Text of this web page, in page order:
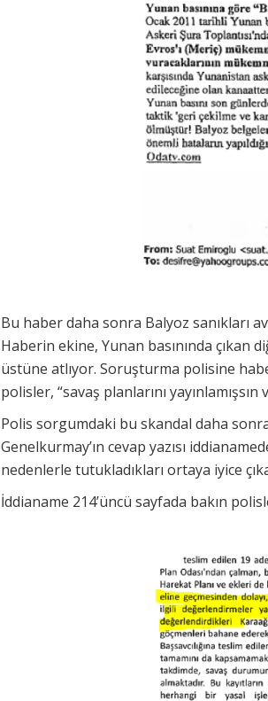
Bu haber daha sonra Balyoz sanıkları
Haberin ekine, Yunan basınında
üstüne atlıyor. Soruşturma polisine
polisler, “savaş planlarını
Polis sorgumdaki bu skandal daha
Genelkurmay’ın cevap yazısı
nedenlerle tutukladıkları ortaya iyice
İddianame 214’üncü sayfada bakın